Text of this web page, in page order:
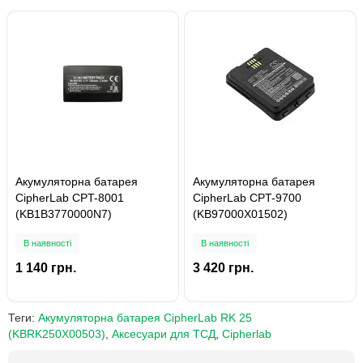
Акумуляторна батарея
CipherLab CPT-8001
(KB1B3770000N7)
В наявності
1 140 грн.
Акумуляторна батарея
CipherLab CPT-9700
(KB97000X01502)
В наявності
3 420 грн.
Теги: Акумуляторна батарея CipherLab RK 25
(KBRK250X00503), Аксесуари для ТСД, Cipherlab